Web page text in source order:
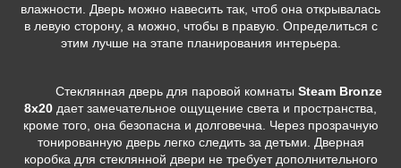
влажности. Дверь можно навесить так, чтоб она открывалась
в левую сторону, а можно, чтобы в правую. Определиться с
этим лучше на этапе планирования интерьера.
Стеклянная дверь для паровой комнаты Steam Bronze
8х20 дает замечательное ощущение света и пространства,
кроме того, она безопасна и долговечна. Через прозрачную
тонированную дверь легко следить за детьми. Дверная
коробка для стеклянной двери не требует дополнительного